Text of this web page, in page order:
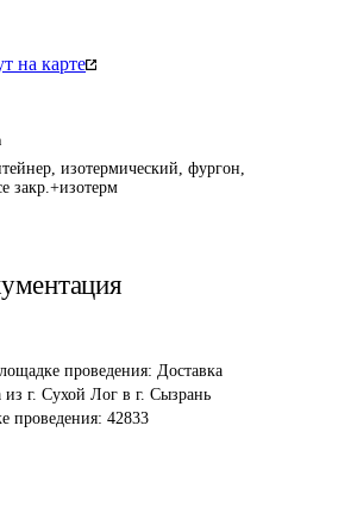
на карте
изотермический, фургон,
закр.+изотерм
проведения: Доставка
из г. Сухой Лог в г. Сызрань
проведения: 42833